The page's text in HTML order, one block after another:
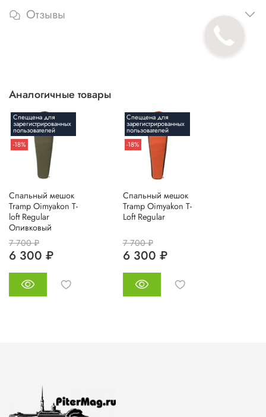
Отзывы
Аналогичные товары
Спеццена для
зарегистрированных
пользователей
-18%
Спальный мешок
Tramp Oimyakon T-
loft Regular
Оливковый
7 700 ₽
6 300 ₽
Спеццена для
зарегистрированных
пользователей
-18%
Спальный мешок
Tramp Oimyakon T-
Loft Regular
7 700 ₽
6 300 ₽